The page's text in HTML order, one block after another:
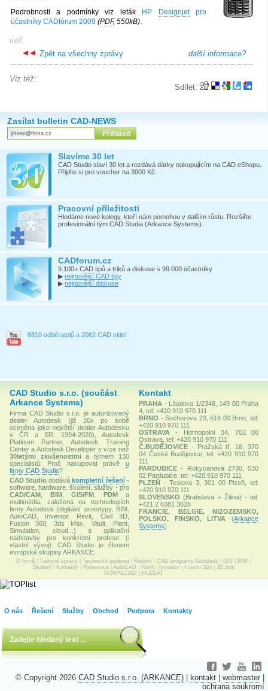
Podrobnosti a podmínky viz leták
HP Designjetpro
účastníky CADfórum 2009 (PDF, 550kB).
[
HW ]
další informace?
Zpět na všechny zprávy
Sdílet:
Viz též:
Zasílat bulletin CAD-NEWS
Slavíme 30 let
CAD Studio slaví 30 let a rozdává dárky nakupujícím na CAD eShopu.
Přijďte si pro voucher na 3000 Kč.
Pracovní příležitosti
Hledáme nové kolegy, kteří nám pomohou v dalším růstu. Rozšiřte
profesionální tým CAD Studia (Arkance Systems).
CADforum.cz
9.100+ CAD tipů a triků a diskuse s 99.000 účastníky
▶ nejnovější CAD tipy
▶ nejnovější diskuse
8810 odběratelů a 2062 CAD videí
CAD Studio s.r.o. (součást
Arkance Systems)
Firma CAD Studio s.r.o. je autorizovaný
dealer Autodesk (již 26x po sobě
oceněna jako největší dealer Autodesku
v ČR a SR: 1994-2020), Autodesk
Platinum Partner, Autodesk Training
Center a Autodesk Developer s více než
30letými zkušenostmia týmem 130
specialistů. Proč nakupovat právě u
firmy CAD Studio?
CAD Studio dodávákompletní řešení-
software, hardware, školení, služby - pro
CAD/CAM
BIM,GIS/FM ,PDM a
multimédia, založená na technologiích
firmy Autodesk (digitální prototypy, BIM,
AutoCAD, Inventor, Revit, Civil 3D,
Fusion 360, 3ds Max, Vault, Plant,
Simulation, cloud...) a aplikační
nadstavby pro konkrétní profese (i
vlastní vývoj). CAD Studio je členem
evropské skupiny ARKANCE.
Kontakt
PRAHA - Líbalova 1/2348, 149 00 Praha
4, tel: +420 910 970 111
BRNO - Sochorova 23, 616 00 Brno, tel:
+420 910 970 111
OSTRAVA
- Hornopolní 34, 702 00
Ostrava, tel: +420 910 970 111
Č.BUDĚJOVICE - Pražská tř. 16, 370
04 České Budějovice, tel: +420 910 970
111
PARDUBICE - Rokycanova 2730, 530
02 Pardubice, tel: +420 910 970 111
PLZEŇ - Teslova 3, 301 00 Plzeň, tel:
+420 910 970 111
SLOVENSKO (Bratislava + Žilina) - tel.
+421 2 6381 3628
FRANCIE, BELGIE, NIZOZEMSKO,
POLSKO, FINSKO, LITVA
(Arkance
Systems)
O firmě Tiskové zprávy Technická podpora Řešení CAD programy Autodesk GIS BIM
Školení
Kontakty Reference| AutoCAD Revit Inventor| Fusion 360| 3D tisk
DOWNLOAD
HLEDAT
O nás Řešení Služby Obchod Podpora Kontakty
© Copyright 2026 CAD Studio s.r.o. (ARKANCE) kontakt webmaster
ochrana soukromí